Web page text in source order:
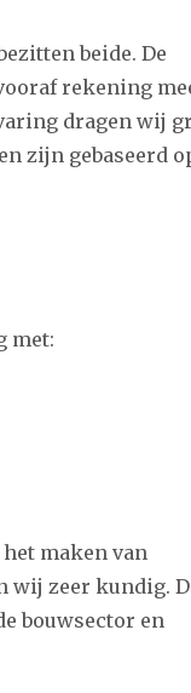
beide. De
rekening
dragen wij
zijn gebaseerd
met:
maken van
wij zeer kundig.
bouwsector en